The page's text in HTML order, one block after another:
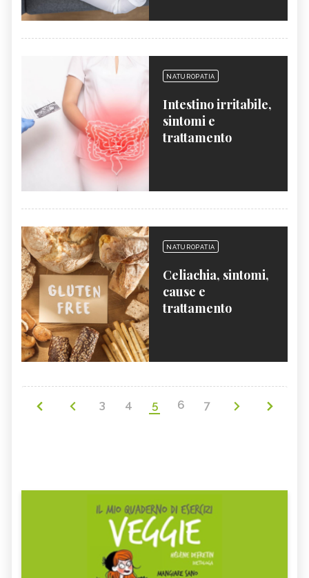
NATUROPATIA
Intestino irritabile,
sintomi e
trattamento
NATUROPATIA
Celiachia, sintomi,
cause e
trattamento
3 4 5 6 7